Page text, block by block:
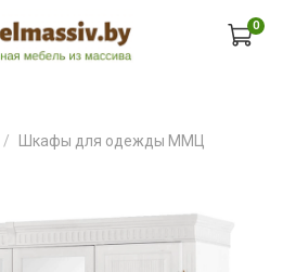
0
Шкафы для одежды ММЦ